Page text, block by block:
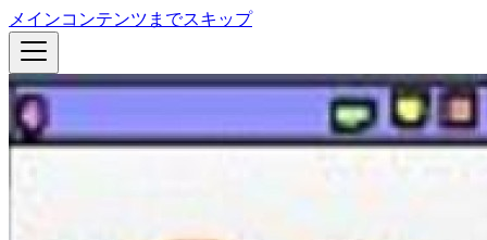
メインコンテンツまでスキップ